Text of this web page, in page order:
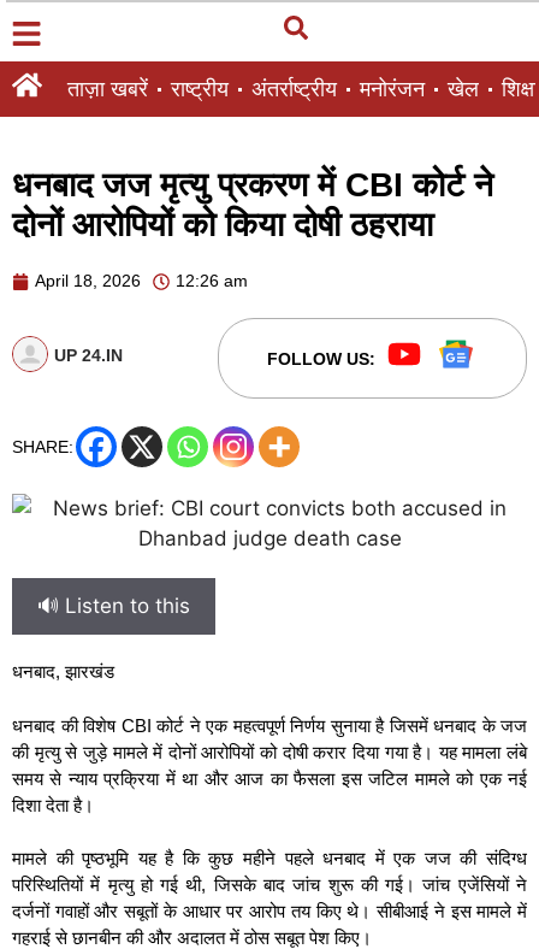
ताज़ा खबरें राष्ट्रीय अंतर्राष्ट्रीय मनोरंजन खेल शिक्षा
धनबाद जज मृत्यु प्रकरण में CBI कोर्ट ने
दोनों आरोपियों को किया दोषी ठहराया
April 18, 2026 12:26 am
UP 24.IN FOLLOW US:
SHARE:
🔊 Listen to this
धनबाद, झारखंड
धनबाद की विशेष CBI कोर्ट ने एक महत्वपूर्ण निर्णय सुनाया है जिसमें धनबाद के जज
की मृत्यु से जुड़े मामले में दोनों आरोपियों को दोषी करार दिया गया है। यह मामला लंबे
समय से न्याय प्रक्रिया में था और आज का फैसला इस जटिल मामले को एक नई
दिशा देता है।
मामले की पृष्ठभूमि यह है कि कुछ महीने पहले धनबाद में एक जज की संदिग्ध
परिस्थितियों में मृत्यु हो गई थी, जिसके बाद जांच शुरू की गई। जांच एजेंसियों ने
दर्जनों गवाहों और सबूतों के आधार पर आरोप तय किए थे। सीबीआई ने इस मामले में
गहराई से छानबीन की और अदालत में ठोस सबूत पेश किए।